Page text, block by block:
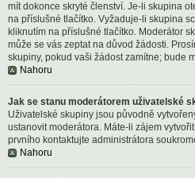
mít dokonce skryté členství. Je-li skupina
na příslušné tlačítko. Vyžaduje-li skupina
kliknutím na příslušné tlačítko. Moderátor
může se vás zeptat na důvod žádosti.
skupiny, pokud vaši žádost zamítne; bude
Nahoru
Jak se stanu moderátorem uživatelské
Uživatelské skupiny jsou původně
ustanovit moderátora. Máte-li zájem
prvního kontaktujte administrátora
Nahoru